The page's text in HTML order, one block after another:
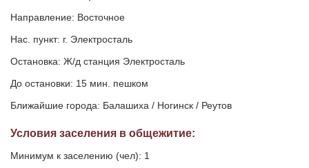
Направление: Восточное
Нас. пункт: г. Электросталь
Остановка: Ж/д станция Электросталь
До остановки: 15 мин. пешком
Ближайшие города: Балашиха / Ногинск / Реутов
Условия заселения в общежитие:
Минимум к заселению (чел): 1